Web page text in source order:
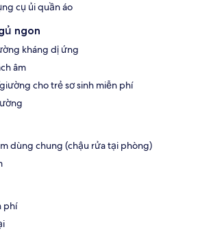
cụ ủi quần áo
ngon
kháng dị ứng
âm
cho trẻ sơ sinh miễn phí
dùng chung (chậu rửa tại phòng)
phí